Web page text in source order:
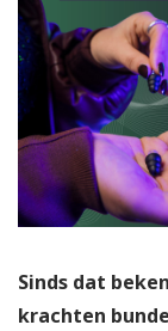
Sinds dat
krachten